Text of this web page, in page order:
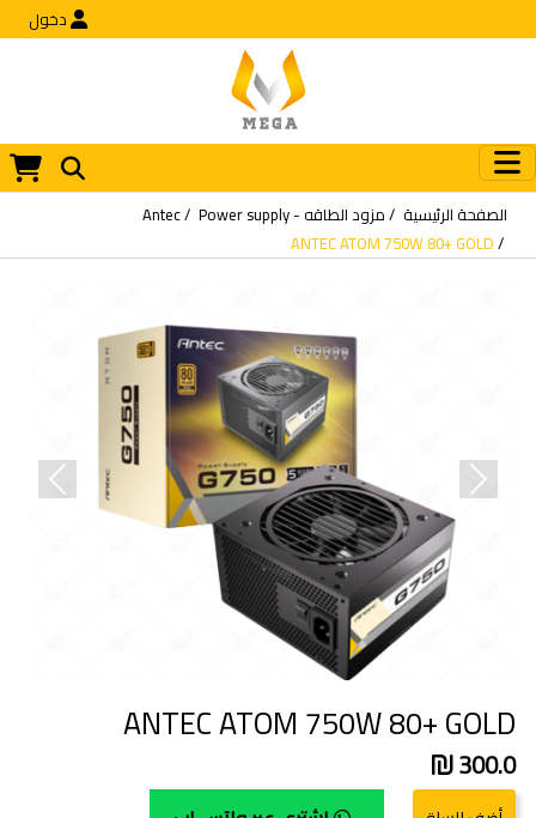
دخول
الصفحة الرئيسية مزود الطاقه - Power supply
Antec
ANTEC ATOM 750W 80+ GOLD
Next
ANTEC ATOM 750W 80+ GOLD
300.0